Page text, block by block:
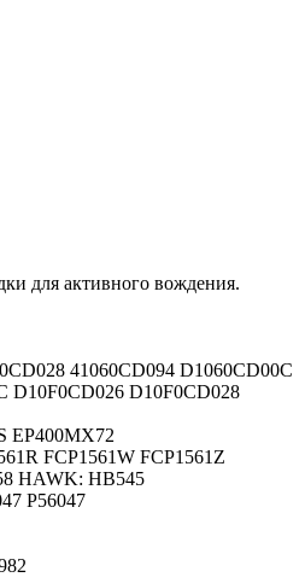
для активного вождения.
41060CD094 D1060CD00C
D10F0CD026 D10F0CD028
EP400MX72
FCP1561W FCP1561Z
HAWK: HB545
P56047